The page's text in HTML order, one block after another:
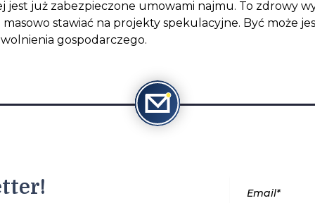
jest już zabezpieczone umowami najmu. To zdrowy
stawiać na projekty spekulacyjne. Być może
gospodarczego.